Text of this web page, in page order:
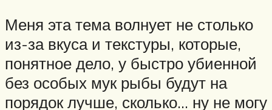
Меня эта тема волнует не столько
из-за вкуса и текстуры, которые,
понятное дело, у быстро убиенной
без особых мук рыбы будут на
порядок лучше, сколько… ну не могу